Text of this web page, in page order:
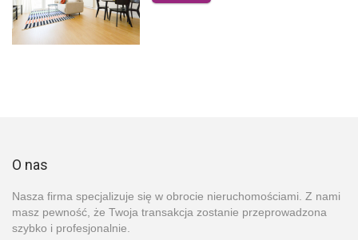
O nas
Nasza firma specjalizuje się w obrocie nieruchomościami. Z nami
masz pewność, że Twoja transakcja zostanie przeprowadzona
szybko i profesjonalnie.